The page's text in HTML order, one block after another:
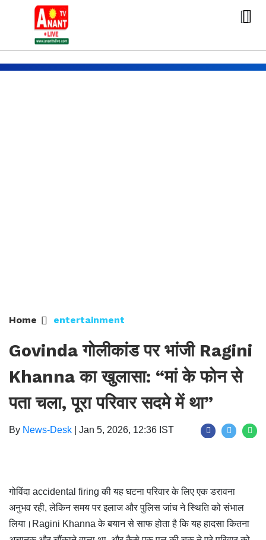
Home entertainment
Govinda गोलीकांड पर भांजी Ragini
Khanna का खुलासा: “मां के फोन से
पता चला, पूरा परिवार सदमे में था”
By News-Desk Jan 5, 2026, 12:36 IST
गोविंदा accidental firing की यह घटना परिवार के लिए एक डरावना
अनुभव रही, लेकिन समय पर इलाज और पुलिस जांच ने स्थिति को संभाल
लिया।Ragini Khanna के बयान से साफ होता है कि यह हादसा कितना